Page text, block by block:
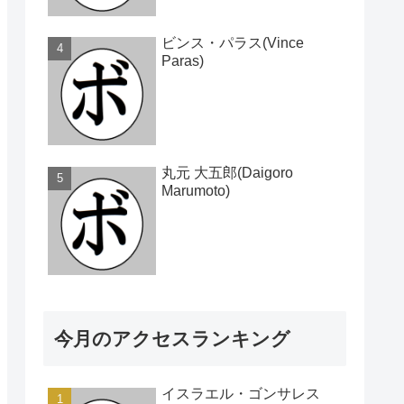
ビンス・パラス(Vince
Paras)
丸元 大五郎(Daigoro
Marumoto)
今月のアクセスランキング
イスラエル・ゴンサレス